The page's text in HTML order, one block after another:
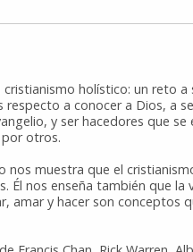
cristianismo holístico: un reto a
a conocer a Dios, a
y ser hacedores que
otros.
nos muestra que el
Él nos enseña también que la
amar y hacer son conceptos